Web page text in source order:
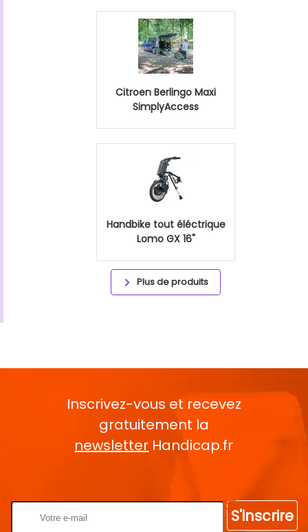
Citroen Berlingo Maxi
SimplyAccess
Handbike tout éléctrique
Lomo GX 16"
Plus de produits
Inscrivez-vous et recevez
gratuitement la
newsletter Handicap.fr
S'inscrire